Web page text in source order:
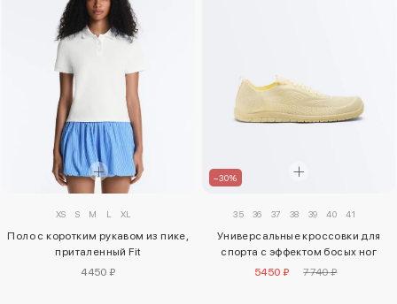
XS S M L XL
Поло с коротким рукавом из пике,
приталенный Fit
4450 ₽
–30%
35 36 37 38 39 40 41
Универсальные кроссовки для
спорта с эффектом босых ног
5450 ₽
7740 ₽